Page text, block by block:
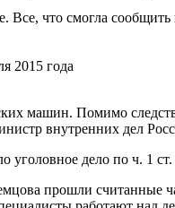
что смогла
2015 года
машин. Помимо
внутренних дел
уголовное дело по ч.
прошли считанные